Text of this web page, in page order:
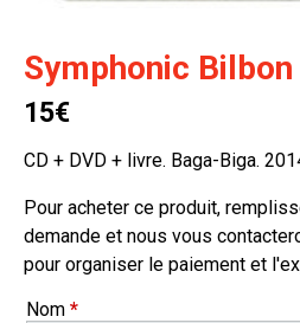
Symphonic Bilbon
15€
CD + DVD + livre. Baga-Biga.
Pour acheter ce produit,
demande et nous vous
pour organiser le paiement et
Nom *